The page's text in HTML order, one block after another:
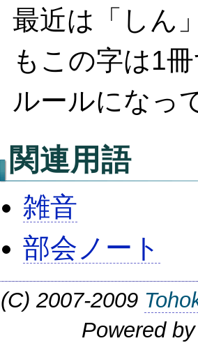
最近は「しん
もこの字は1
ルールになっ
関連用語
雑音
部会ノート
2007-2009
Powered